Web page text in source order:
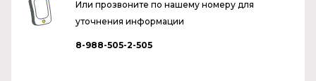
Или прозвоните по нашему номеру для
уточнения информации
8-988-505-2-505